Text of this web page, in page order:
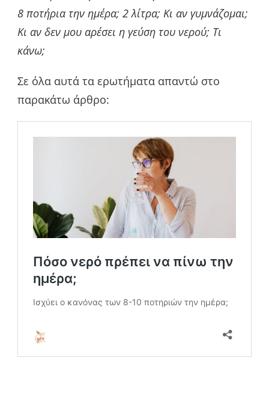
8 ποτήρια την ημέρα; 2 λίτρα; Κι αν γυμνάζομαι;
Κι αν δεν μου αρέσει η γεύση του νερού; Τι
κάνω;
Σε όλα αυτά τα ερωτήματα απαντώ στο
παρακάτω άρθρο: